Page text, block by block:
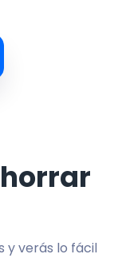
y verás lo fácil